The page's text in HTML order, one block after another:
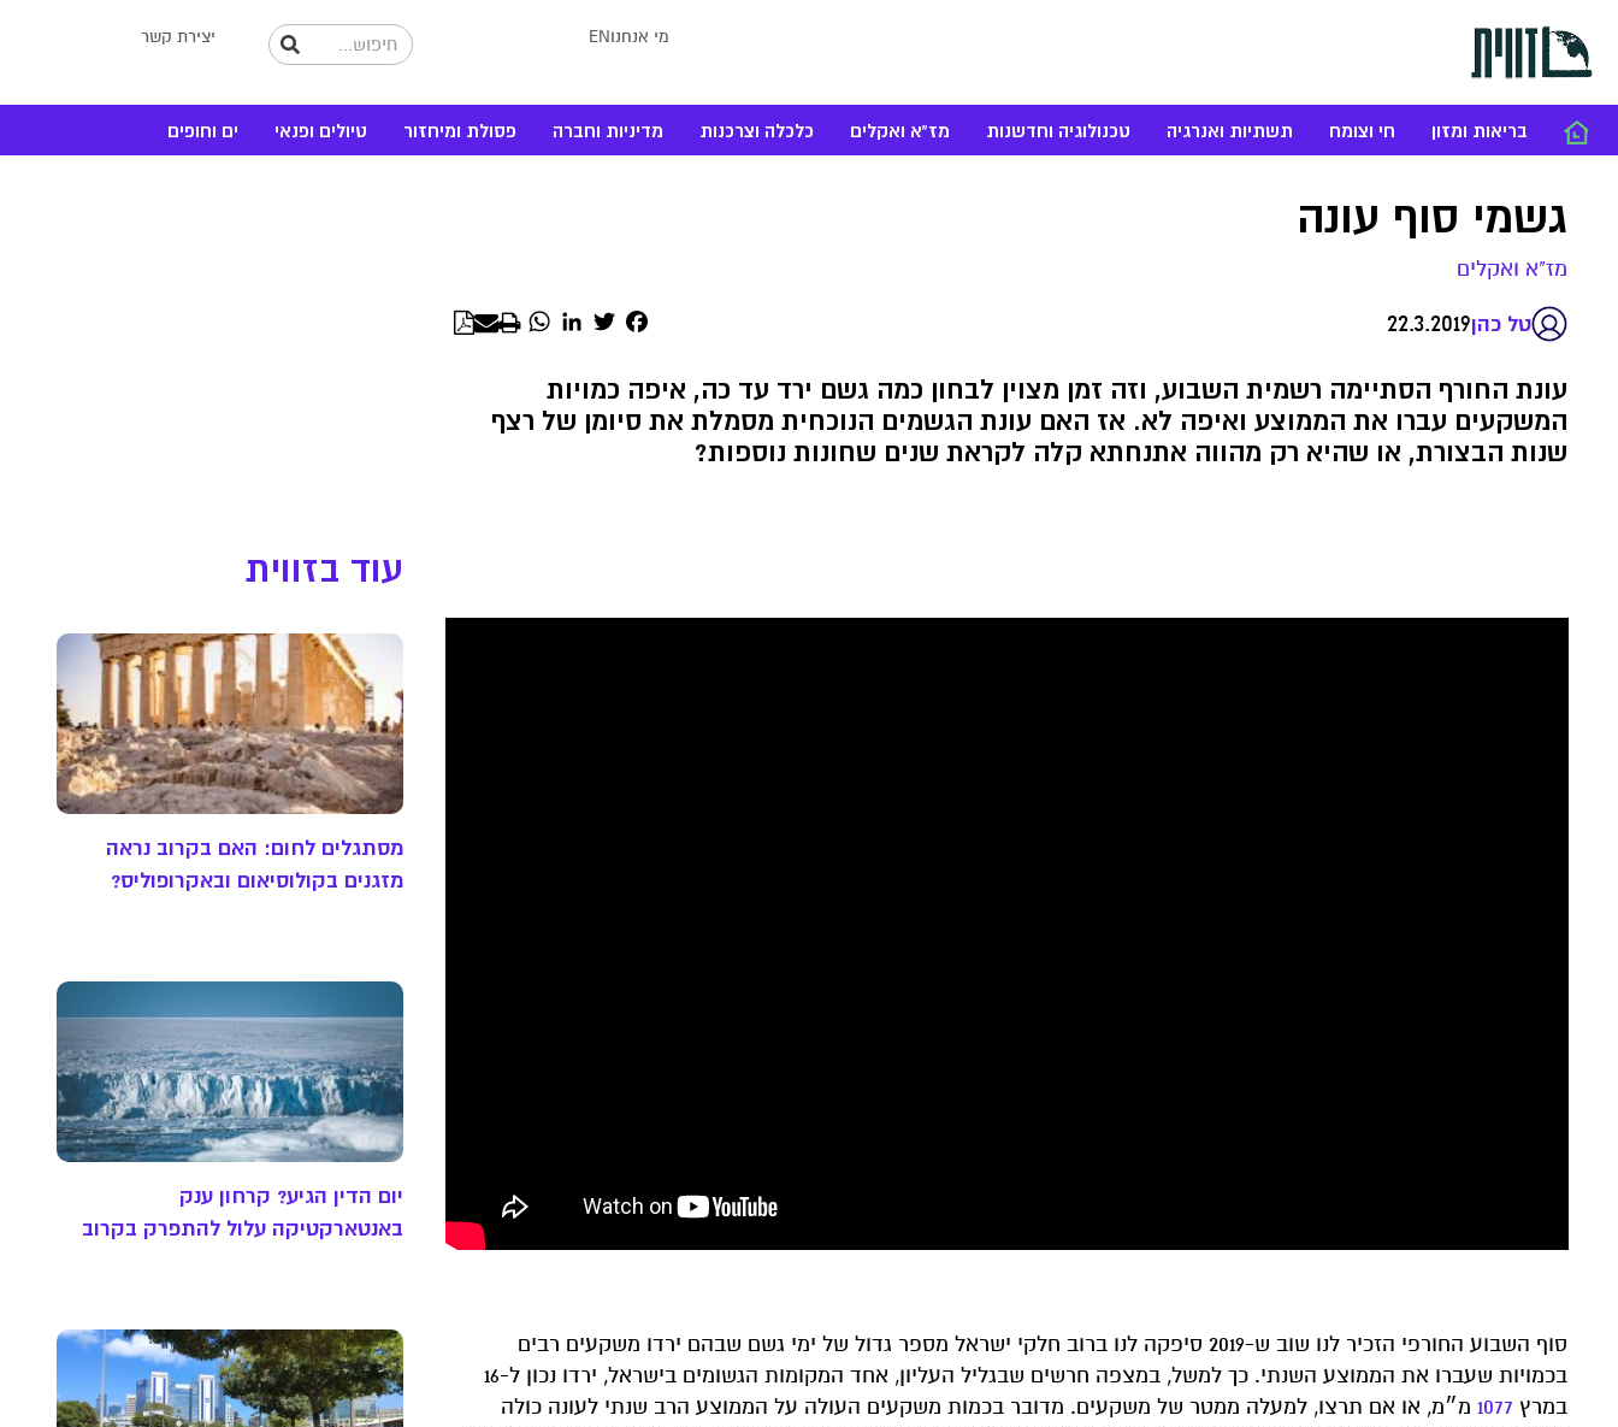
מי אנחנוEN יצירת קשר
בריאות ומזון חי וצומח תשתיות ואנרגיה טכנולוגיה וחדשנות מז"א ואקלים כלכלה וצרכנות מדיניות וחברה פסולת ומיחזור טיולים ופנאי ים וחופים
גשמי סוף עונה
מז"א ואקלים
טל כהן22.3.2019
Facebook
Twitter
LinkedIn
WhatsApp
עונת החורף הסתיימה רשמית השבוע, וזה זמן מצוין לבחון כמה גשם ירד עד כה, איפה כמויות
המשקעים עברו את הממוצע ואיפה לא. אז האם עונת הגשמים הנוכחית מסמלת את סיומן של רצף
שנות הבצורת, או שהיא רק מהווה אתנחתא קלה לקראת שנים שחונות נוספות?
סוף השבוע החורפי הזכיר לנו שוב ש-2019 סיפקה לנו ברוב חלקי ישראל מספר גדול של ימי גשם שבהם ירדו משקעים רבים
בכמויות שעברו את הממוצע השנתי. כך למשל, במצפה חרשים שבגליל העליון, אחד המקומות הגשומים בישראל, ירדו נכון ל-16
במרץ 1077 מ״מ, או אם תרצו, למעלה ממטר של משקעים. מדובר בכמות משקעים העולה על הממוצע הרב שנתי לעונה כולה
עוד בזווית
מסתגלים לחום: האם בקרוב נראה
מזגנים בקולוסיאום ובאקרופוליס?
יום הדין הגיע? קרחון ענק
באנטארקטיקה עלול להתפרק בקרוב